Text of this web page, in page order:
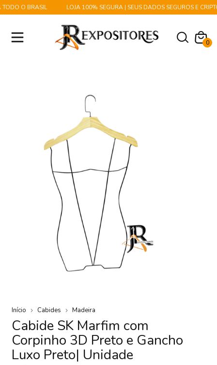
O BRASIL LOJA 100% SEGURA | SEUS DADOS SEGUROS E
0
Início Cabides Madeira
Cabide SK Marfim com
Corpinho 3D Preto e Gancho
Luxo Preto| Unidade